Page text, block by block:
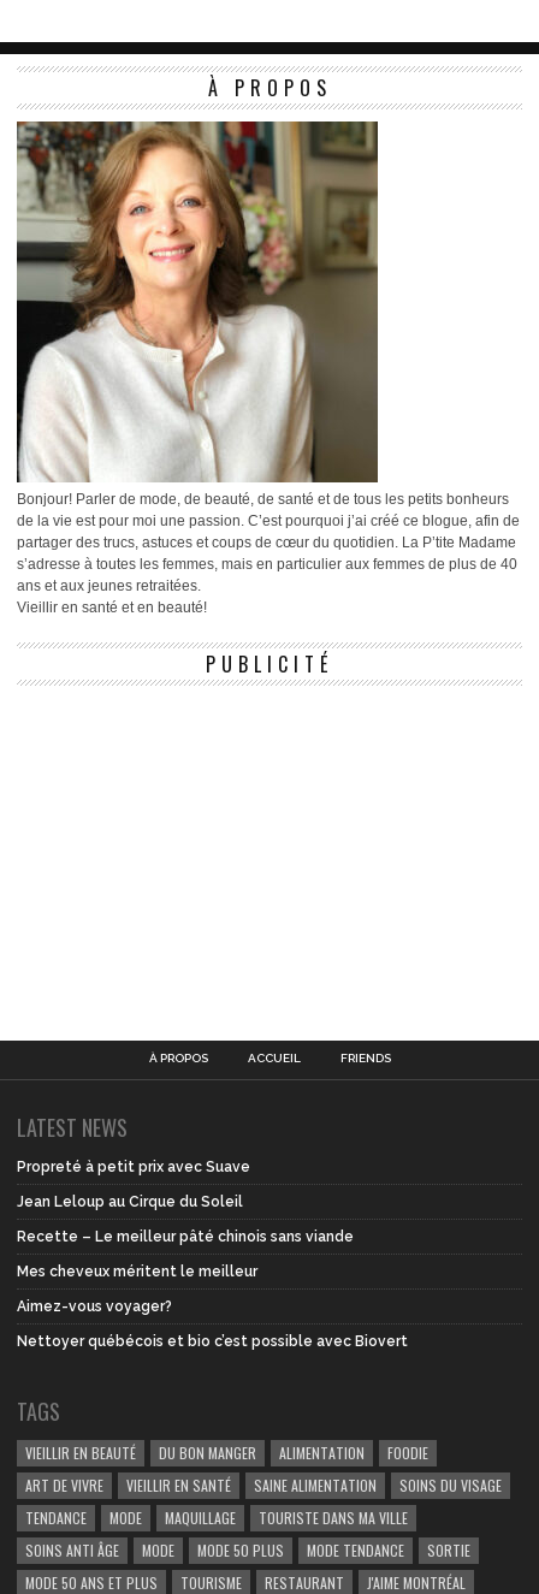
À PROPOS
Bonjour! Parler de mode, de beauté, de santé et de tous les petits bonheurs
de la vie est pour moi une passion. C’est pourquoi j’ai créé ce blogue, afin de
partager des trucs, astuces et coups de cœur du quotidien. La P’tite Madame
s’adresse à toutes les femmes, mais en particulier aux femmes de plus de 40
ans et aux jeunes retraitées.
Vieillir en santé et en beauté!
PUBLICITÉ
À PROPOS ACCUEIL FRIENDS
LATEST NEWS
Propreté à petit prix avec Suave
Jean Leloup au Cirque du Soleil
Recette – Le meilleur pâté chinois sans viande
Mes cheveux méritent le meilleur
Aimez-vous voyager?
Nettoyer québécois et bio c’est possible avec Biovert
TAGS
VIEILLIR EN BEAUTÉ DU BON MANGER ALIMENTATION
FOODIE
ART DE VIVRE
VIEILLIR EN SANTÉ SAINE ALIMENTATION
SOINS DU VISAGE
TENDANCE
MODE MAQUILLAGE
TOURISTE DANS MA VILLE
SOINS ANTI ÂGE
MODE MODE 50 PLUS MODE TENDANCE
SORTIE
MODE 50 ANS ET PLUS
TOURISME RESTAURANT J'AIME MONTRÉAL